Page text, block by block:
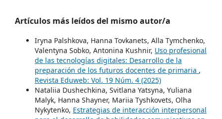
Artículos más leídos del mismo autor/a
Iryna Palshkova, Hanna Tovkanets, Alla Tymchenko,
Valentyna Sobko, Antonina Kushnir, Uso profesional
de las tecnologías digitales: Desarrollo de la
preparación de los futuros docentes de primaria ,
Revista Eduweb: Vol. 19 Núm. 4 (2025)
Nataliia Dushechkina, Svitlana Yatsyna, Yuliana
Malyk, Hanna Shayner, Mariia Tyshkovets, Olha
Nykytenko, Estrategias de interacción interpersonal